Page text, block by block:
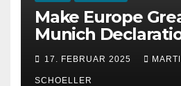
Make Europe
Munich
Strength, Peace
Freedom
17. FEBRUAR 2025
SCHOELLER